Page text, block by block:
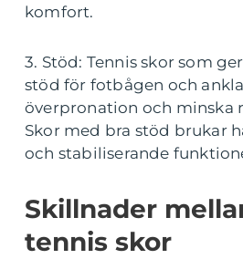
komfort.
3. Stöd: Tennis skor som
stöd för fotbågen och
överpronation och minska
Skor med bra stöd brukar
och stabiliserande
Skillnader
tennis skor